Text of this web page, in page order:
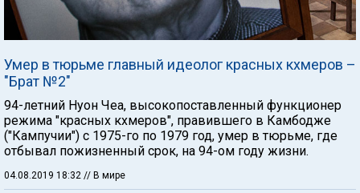
Умер в тюрьме главный идеолог красных кхмеров –
"Брат №2"
94-летний Нуон Чеа, высокопоставленный функционер
режима "красных кхмеров", правившего в Камбодже
("Кампучии") с 1975-го по 1979 год, умер в тюрьме, где
отбывал пожизненный срок, на 94-ом году жизни.
04.08.2019 18:32 // В мире